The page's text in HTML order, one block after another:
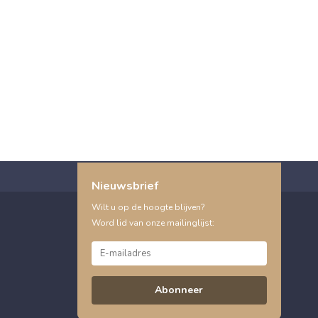
Nieuwsbrief
Wilt u op de hoogte blijven?
Word lid van onze mailinglijst:
Abonneer